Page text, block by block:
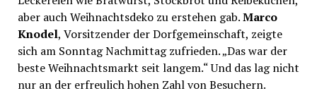
aber auch Weihnachtsdeko zu erstehen gab.Marco
Knodel, Vorsitzender der Dorfgemeinschaft, zeigte
sich am Sonntag Nachmittag zufrieden. „Das war der
beste Weihnachtsmarkt seit langem.“ Und das lag nicht
nur an der erfreulich hohen Zahl von Besuchern.